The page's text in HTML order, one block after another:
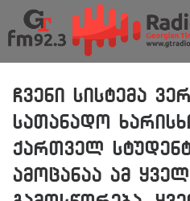
ჩვენი სისტემა
სათანადო
ქართველ
ამოცანაა ამ